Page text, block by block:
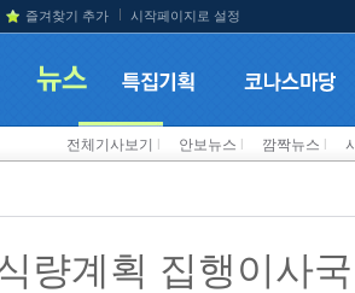
즐겨찾기 추가 시작페이지로 설정
전체기사보기 안보뉴스 깜짝뉴스
량계획 집행이사